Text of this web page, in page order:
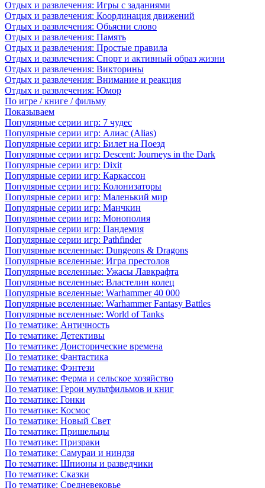
Отдых и развлечения: Игры с заданиями
Отдых и развлечения: Координация движений
Отдых и развлечения: Обьясни слово
Отдых и развлечения: Память
Отдых и развлечения: Простые правила
Отдых и развлечения: Спорт и активный образ жизни
Отдых и развлечения: Викторины
Отдых и развлечения: Внимание и реакция
Отдых и развлечения: Юмор
По игре / книге / фильму
Показываем
Популярные серии игр: 7 чудес
Популярные серии игр: Алиас (Alias)
Популярные серии игр: Билет на Поезд
Популярные серии игр: Descent: Journeys in the Dark
Популярные серии игр: Dixit
Популярные серии игр: Каркассон
Популярные серии игр: Колонизаторы
Популярные серии игр: Маленький мир
Популярные серии игр: Манчкин
Популярные серии игр: Монополия
Популярные серии игр: Пандемия
Популярные серии игр: Pathfinder
Популярные вселенные: Dungeons & Dragons
Популярные вселенные: Игра престолов
Популярные вселенные: Ужасы Лавкрафта
Популярные вселенные: Властелин колец
Популярные вселенные: Warhammer 40 000
Популярные вселенные: Warhammer Fantasy Battles
Популярные вселенные: World of Tanks
По тематике: Античность
По тематике: Детективы
По тематике: Доисторические времена
По тематике: Фантастика
По тематике: Фэнтези
По тематике: Ферма и сельское хозяйство
По тематике: Герои мультфильмов и книг
По тематике: Гонки
По тематике: Космос
По тематике: Новый Свет
По тематике: Пришельцы
По тематике: Призраки
По тематике: Самураи и ниндзя
По тематике: Шпионы и разведчики
По тематике: Сказки
По тематике: Средневековье